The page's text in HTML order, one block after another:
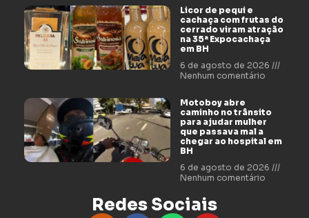
Licor de pequi e
cachaça com frutas do
cerrado viram atração
na 35ª Expocachaça
em BH
6 de agosto de 2026
Nenhum comentário
Motoboy abre
caminho no trânsito
para ajudar mulher
que passava mal a
chegar ao hospital em
BH
6 de agosto de 2026
Nenhum comentário
Redes Sociais